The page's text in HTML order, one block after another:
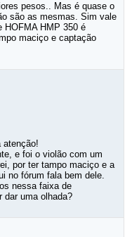
pesos.. Mas é quase o
são as mesmas. Sim vale
HOFMA HMP 350 é
maciço e captação
atenção!
e foi o violão com um
por ter tampo maciço e a
no fórum fala bem dele.
nessa faixa de
dar uma olhada?